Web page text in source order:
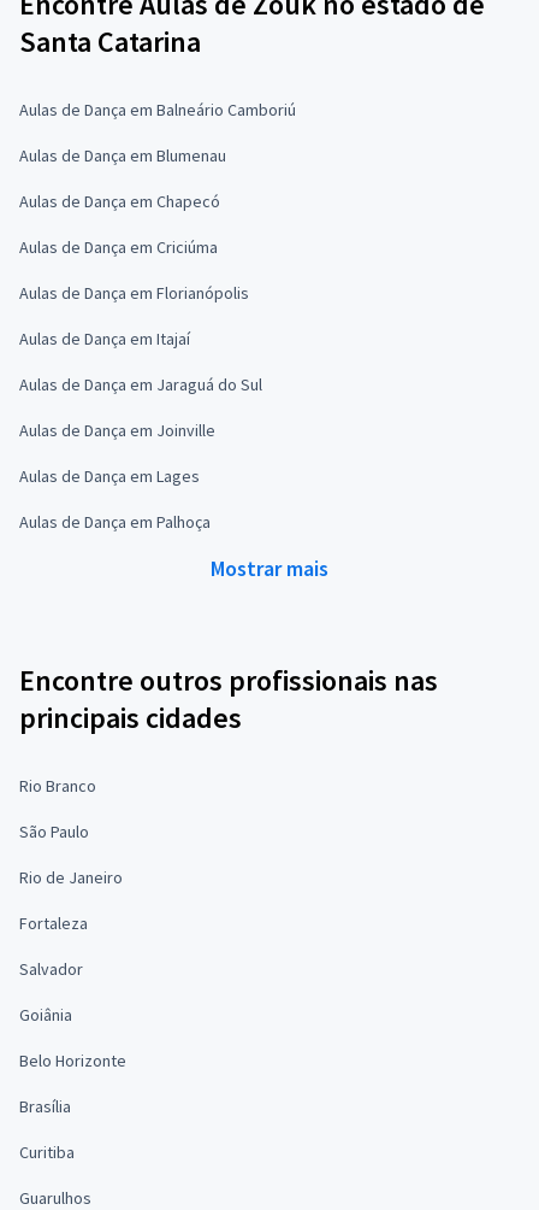
Santa Catarina
Aulas de Dança em Balneário Camboriú
Aulas de Dança em Blumenau
Aulas de Dança em Chapecó
Aulas de Dança em Criciúma
Aulas de Dança em Florianópolis
Aulas de Dança em Itajaí
Aulas de Dança em Jaraguá do Sul
Aulas de Dança em Joinville
Aulas de Dança em Lages
Aulas de Dança em Palhoça
Mostrar mais
Encontre outros profissionais nas
principais cidades
Rio Branco
São Paulo
Rio de Janeiro
Fortaleza
Salvador
Goiânia
Belo Horizonte
Brasília
Curitiba
Guarulhos